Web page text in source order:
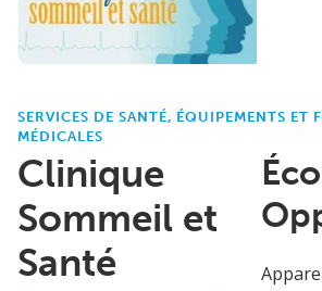
SERVICES DE SANTÉ, ÉQUIPEMENTS ET
MÉDICALES
Clinique
Sommeil et
Santé